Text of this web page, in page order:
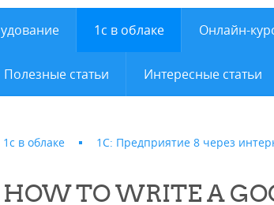
1с в облаке Онлайн-
Полезные статьи Интересные статьи
1с в облаке 1С: Предприятие 8 через
HOW TO WRITE A